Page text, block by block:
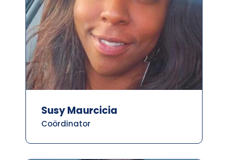
Susy Maurcicia
Coördinator